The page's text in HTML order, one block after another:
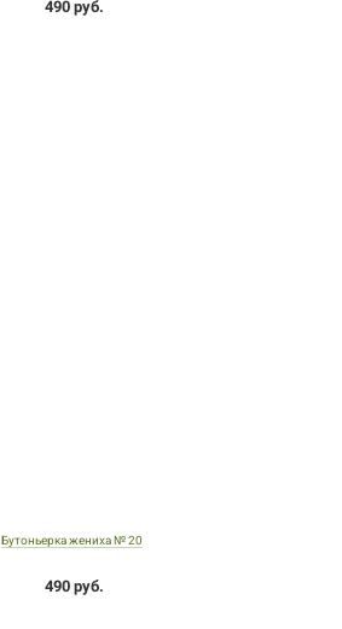
490 руб.
Бутоньерка жениха № 20
490 руб.